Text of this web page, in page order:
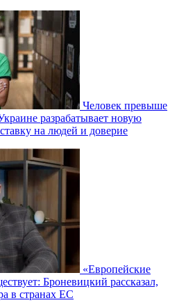
Человек превыше
разрабатывает новую
на людей и доверие
«Европейские
Броневицкий рассказал,
в странах ЕС